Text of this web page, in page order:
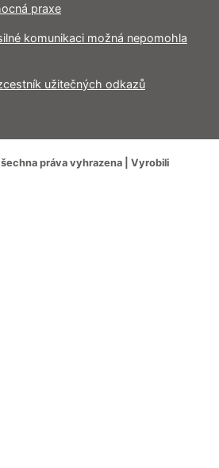
praxe
komunikaci možná nepomohla
užitečných odkazů
práva vyhrazena | Vyrobili